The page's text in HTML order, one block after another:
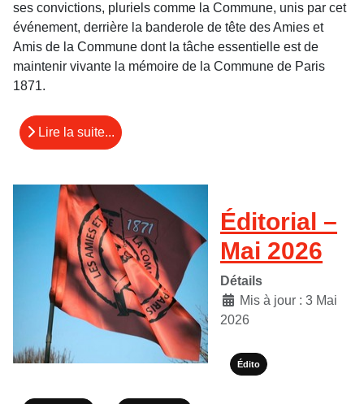
ses convictions, pluriels comme la Commune, unis par cet
événement, derrière la banderole de tête des Amies et
Amis de la Commune dont la tâche essentielle est de
maintenir vivante la mémoire de la Commune de Paris
1871.
Lire la suite...
Éditorial –
Mai 2026
Détails
Mis à jour : 3 Mai
2026
Édito